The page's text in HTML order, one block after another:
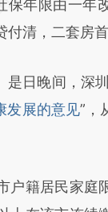
可能与原文真
校验。
保年限由一年
付清，二套房
日晚间，深圳
发展的意见”，
籍居民家庭